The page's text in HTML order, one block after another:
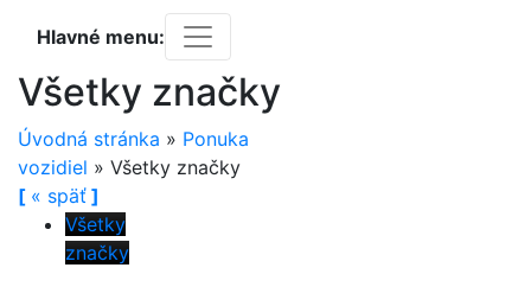
Hlavné menu:
Všetky značky
Úvodná stránka » Ponuka
vozidiel » Všetky značky
[ « späť ]
Všetky
značky